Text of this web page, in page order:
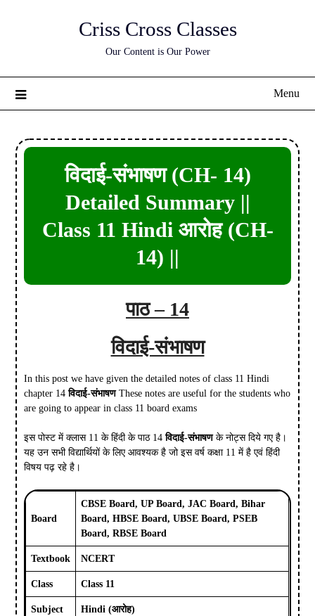
Criss Cross Classes
Our Content is Our Power
Menu
विदाई-संभाषण (CH- 14)
Detailed Summary ||
Class 11 Hindi आरोह (CH-
14) ||
पाठ – 14
विदाई-संभाषण
In this post we have given the detailed notes of class 11 Hindi
chapter 14विदाई-संभाषण These notes are useful for the students who
are going to appear in class 11 board exams
इस पोस्ट में क्लास 11 के हिंदी के पाठ 14विदाई-संभाषण के नोट्स दिये गए है।
यह उन सभी विद्यार्थियों के लिए आवश्यक है जो इस वर्ष कक्षा 11 में है एवं हिंदी
विषय पढ़ रहे है।
Board
CBSE Board, UP Board, JAC Board, Bihar
Board, HBSE Board, UBSE Board, PSEB
Board, RBSE Board
Textbook NCERT
Class Class 11
Subject Hindi (आरोह)